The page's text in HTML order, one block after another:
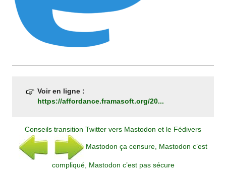
Voir en ligne :
https://affordance.framasoft.org/20...
Conseils transition Twitter vers Mastodon et le Fédivers
Mastodon ça censure, Mastodon c’est
compliqué, Mastodon c’est pas sécure